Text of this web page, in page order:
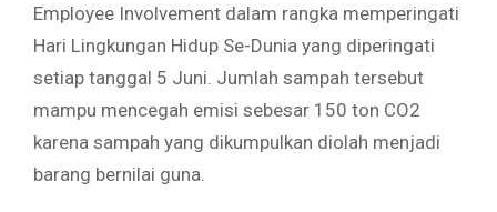
Employee Involvement dalam rangka memperingati
Hari Lingkungan Hidup Se-Dunia yang diperingati
setiap tanggal 5 Juni. Jumlah sampah tersebut
mampu mencegah emisi sebesar 150 ton CO2
karena sampah yang dikumpulkan diolah menjadi
barang bernilai guna.